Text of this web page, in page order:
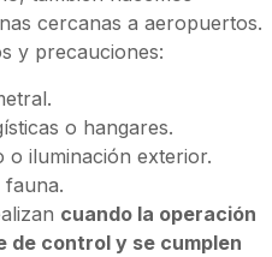
cercanas a aeropuertos.
y precauciones:
o hangares.
o iluminación exterior.
fauna.
cuando la operación
de control y se cumplen